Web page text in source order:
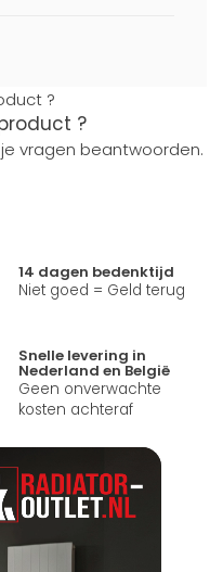
?
vragen beantwoorden.
14 dagen bedenktijd
Niet goed = Geld terug
Snelle levering in
Nederland en België
Geen onverwachte
kosten achteraf